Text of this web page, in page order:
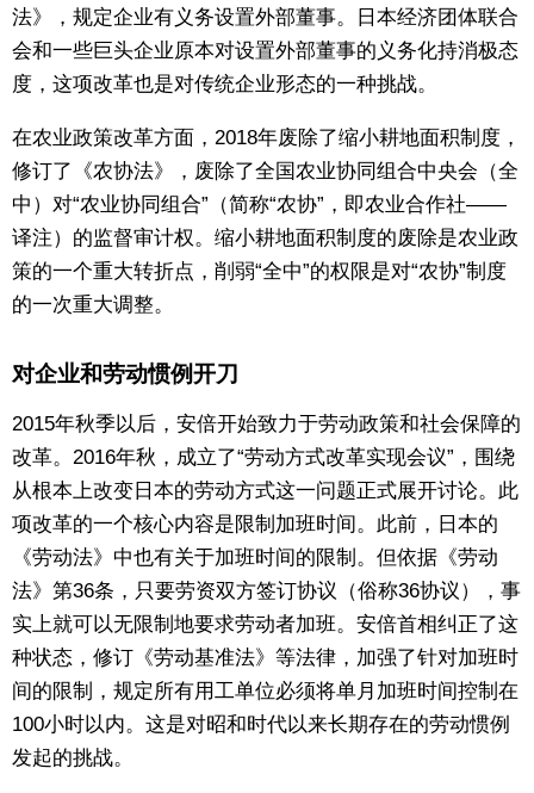
法》，规定企业有义务设置外部董事。日本经济团体联合
会和一些巨头企业原本对设置外部董事的义务化持消极态
度，这项改革也是对传统企业形态的一种挑战。
在农业政策改革方面，2018年废除了缩小耕地面积制度，
修订了《农协法》，废除了全国农业协同组合中央会（全
中）对“农业协同组合”（简称“农协”，即农业合作社——
译注）的监督审计权。缩小耕地面积制度的废除是农业政
策的一个重大转折点，削弱“全中”的权限是对“农协”制度
的一次重大调整。
对企业和劳动惯例开刀
2015年秋季以后，安倍开始致力于劳动政策和社会保障的
改革。2016年秋，成立了“劳动方式改革实现会议”，围绕
从根本上改变日本的劳动方式这一问题正式展开讨论。此
项改革的一个核心内容是限制加班时间。此前，日本的
《劳动法》中也有关于加班时间的限制。但依据《劳动
法》第36条，只要劳资双方签订协议（俗称36协议），事
实上就可以无限制地要求劳动者加班。安倍首相纠正了这
种状态，修订《劳动基准法》等法律，加强了针对加班时
间的限制，规定所有用工单位必须将单月加班时间控制在
100小时以内。这是对昭和时代以来长期存在的劳动惯例
发起的挑战。